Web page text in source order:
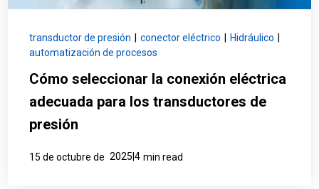
transductor de presión conector eléctrico Hidráulico
automatización de procesos
Cómo seleccionar la conexión eléctrica
adecuada para los transductores de
presión
15 de octubre de 2025|4 min read